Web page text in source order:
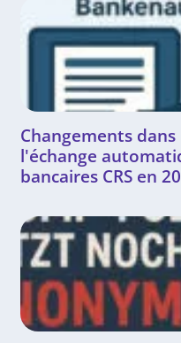
Changements
l'échange
bancaires CRS en